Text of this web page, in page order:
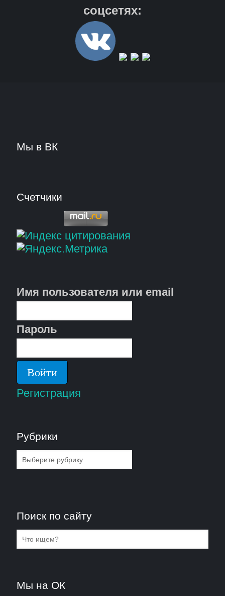
соцсетях:
Мы в ВК
Счетчики
Имя пользователя или email
Пароль
Регистрация
Рубрики
Рубрики
Поиск по сайту
Мы на ОК